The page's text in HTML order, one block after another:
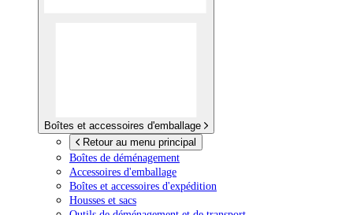
Boîtes et accessoires d'emballage
Retour au menu principal
Boîtes de déménagement
Accessoires d'emballage
Boîtes et accessoires d'expédition
Housses et sacs